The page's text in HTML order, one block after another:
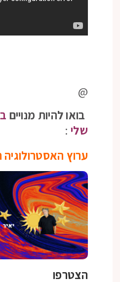
@
בואו להיות מנויים
שלי :
ערוץ
הצטרפו